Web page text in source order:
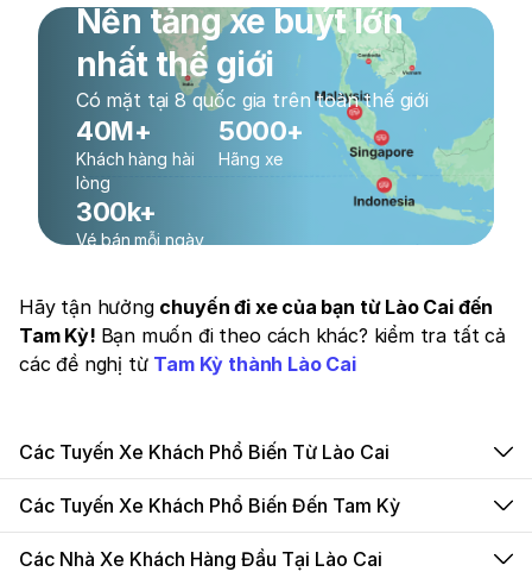
Nền tảng xe buýt lớn
nhất thế giới
Có mặt tại 8 quốc gia trên toàn thế giới
40M+
Khách hàng hài
lòng
5000+
Hãng xe
300k+
Vé bán mỗi ngày
Hãy tận hưởng chuyến đi xe của bạn từ Lào Cai đến
Tam Kỳ! Bạn muốn đi theo cách khác? kiểm tra tất cả
các đề nghị từ Tam Kỳ thành Lào Cai
Các Tuyến Xe Khách Phổ Biến Từ Lào Cai
Các Tuyến Xe Khách Phổ Biến Đến Tam Kỳ
Các Nhà Xe Khách Hàng Đầu Tại Lào Cai